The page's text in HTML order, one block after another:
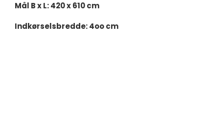
Mål B x L: 420 x 610 cm
Indkørselsbredde: 4oo cm